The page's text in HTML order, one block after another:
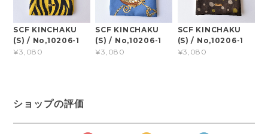
SCF KINCHAKU
(S) / No,10206-1
¥3,080
SCF KINCHAKU
(S) / No,10206-1
¥3,080
SCF KINCHAKU
(S) / No,10206-1
¥3,080
ショップの評価